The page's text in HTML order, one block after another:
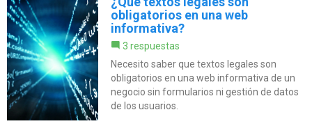
obligatorios en una web
informativa?
3 respuestas
Necesito saber que textos legales son
obligatorios en una web informativa de un
negocio sin formularios ni gestión de datos
de los usuarios.